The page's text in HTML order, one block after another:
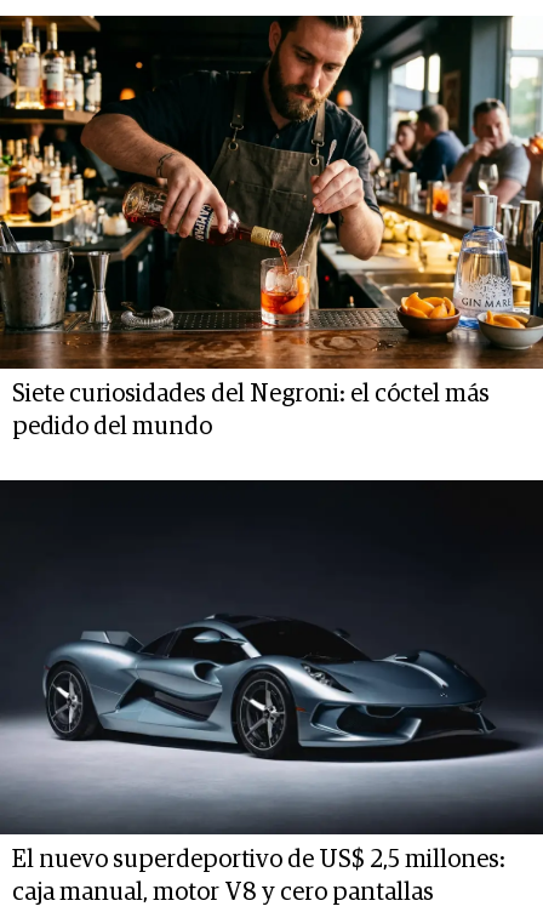
Siete curiosidades del Negroni: el cóctel más
pedido del mundo
El nuevo superdeportivo de US$ 2,5 millones:
caja manual, motor V8 y cero pantallas